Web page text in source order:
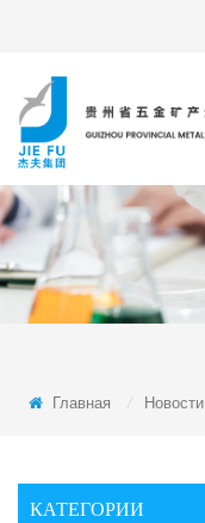
Главная Новости
КАТЕГОРИИ